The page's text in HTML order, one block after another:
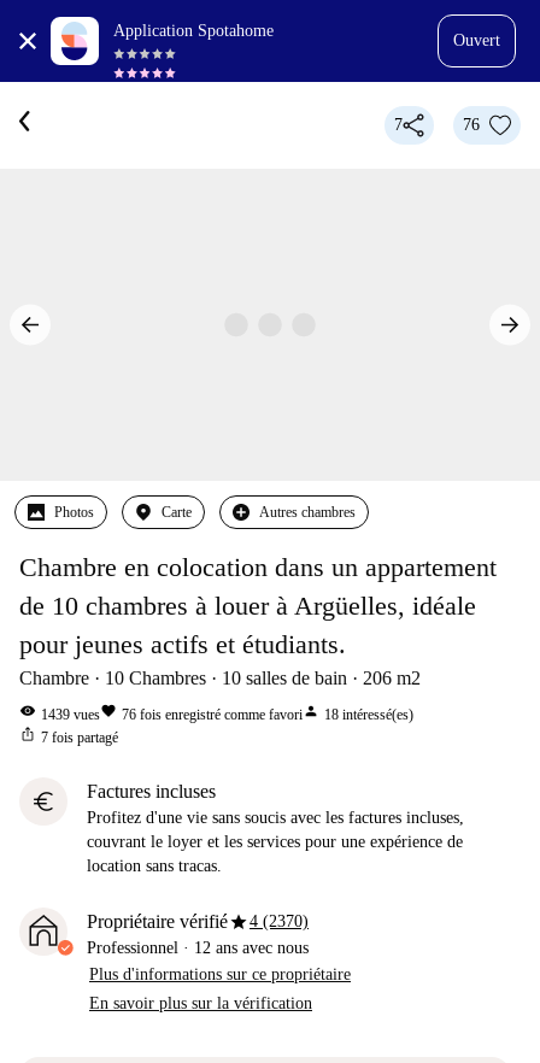
Application Spotahome
Ouvert
7 76
Photos Carte Autres chambres
Chambre en colocation dans un appartement
de 10 chambres à louer à Argüelles, idéale
pour jeunes actifs et étudiants.
Chambre 10 Chambres 10 salles de bain 206 m2
visibility 1439 vuesfavorite 76 fois enregistré comme favoriperson 18 intéressé(es)
ios_share 7 fois partagé
euro Factures incluses
Profitez d'une vie sans soucis avec les factures incluses,
couvrant le loyer et les services pour une expérience de
location sans tracas.
Propriétaire vérifiéstar4 (2370)
Professionnel · 12 ans avec nous
Plus d'informations sur ce propriétaire
En savoir plus sur la vérification